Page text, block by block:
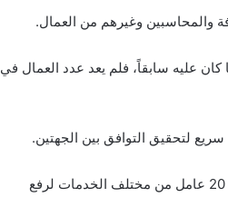
عليه سابقاً، فلم يعد عدد العمال في
لتحقيق التوافق بين الجهتين.
فوجد السيد أيهم أن الحل الوحيد هو جلب أيدي عاملة أكثر إلى المطعم حوالي 20 عامل من مختلف الخدمات لرفع